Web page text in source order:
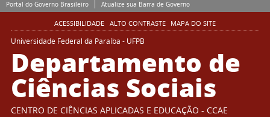
Portal do Governo Brasileiro Atualize sua Barra de Governo
ACESSIBILIDADE ALTO CONTRASTE MAPA DO SITE
Universidade Federal da Paraíba - UFPB
Departamento de
Ciências Sociais
CENTRO DE CIÊNCIAS APLICADAS E EDUCAÇÃO - CCAE